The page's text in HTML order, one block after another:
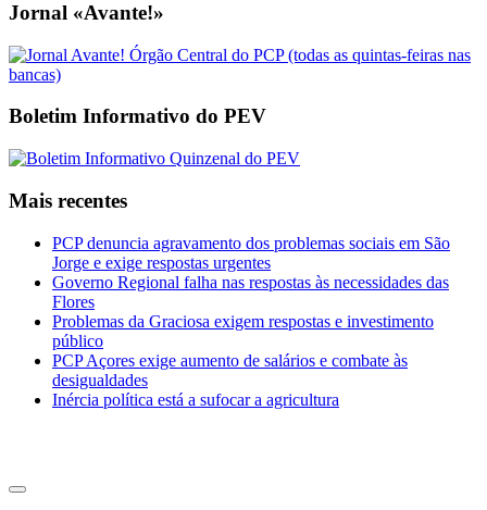
Jornal «Avante!»
Boletim Informativo do PEV
Mais recentes
PCP denuncia agravamento dos problemas sociais em São
Jorge e exige respostas urgentes
Governo Regional falha nas respostas às necessidades das
Flores
Problemas da Graciosa exigem respostas e investimento
público
PCP Açores exige aumento de salários e combate às
desigualdades
Inércia política está a sufocar a agricultura